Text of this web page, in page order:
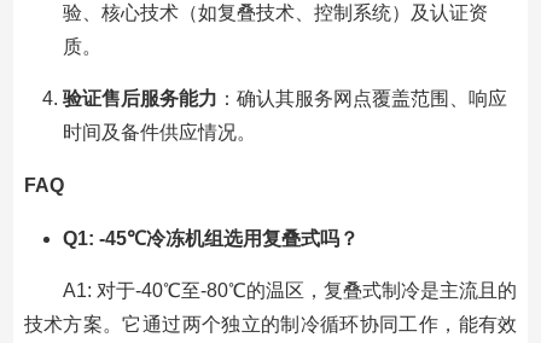
验、核心技术（如复叠技术、控制系统）及认证资
质。
验证售后服务能力 ：确认其服务网点覆盖范围、响应
时间及备件供应情况。
FAQ
Q1: -45℃冷冻机组选用复叠式吗？
A1: 对于-40℃至-80℃的温区，复叠式制冷是主流且的
技术方案。它通过两个独立的制冷循环协同工作，能有效